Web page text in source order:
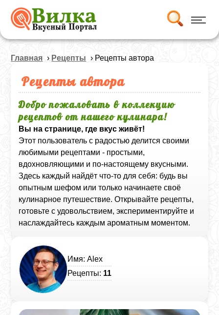
Главная › Рецепты › Рецепты автора
Рецепты автора
Добро пожаловать в коллекцию
рецептов от нашего кулинара!
Вы на странице, где вкус живёт!
Этот пользователь с радостью делится своими
любимыми рецептами - простыми,
вдохновляющими и по-настоящему вкусными.
Здесь каждый найдёт что-то для себя: будь вы
опытным шефом или только начинаете своё
кулинарное путешествие. Открывайте рецепты,
готовьте с удовольствием, экспериментируйте и
наслаждайтесь каждым ароматным моментом.
Имя: Alex
Рецепты: 11